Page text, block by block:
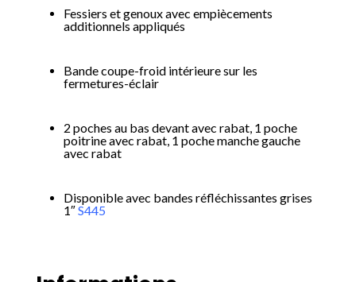
Fessiers et genoux avec empiècements
additionnels appliqués
Bande coupe-froid intérieure sur les
fermetures-éclair
2 poches au bas devant avec rabat, 1 poche
poitrine avec rabat, 1 poche manche gauche
avec rabat
Disponible avec bandes réfléchissantes grises
1″S445